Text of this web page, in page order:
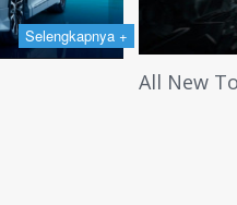
Selengkapnya +
All New